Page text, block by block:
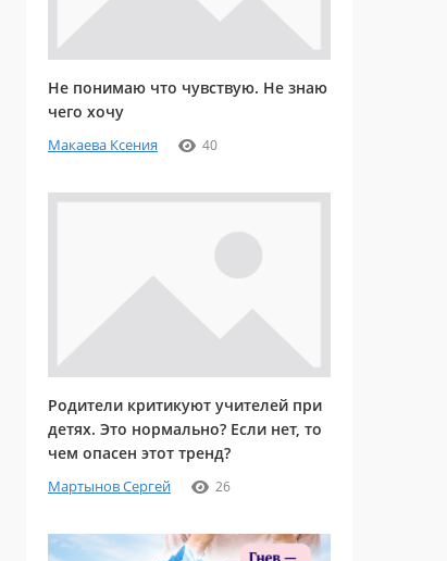
Не понимаю что чувствую. Не знаю
чего хочу
Макаева Ксения 40
Родители критикуют учителей при
детях. Это нормально? Если нет, то
чем опасен этот тренд?
Мартынов Сергей 26